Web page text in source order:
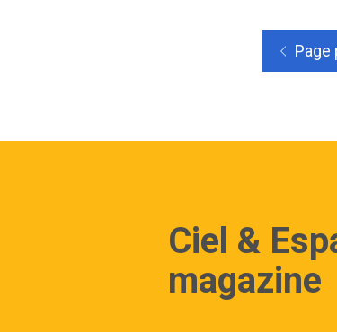
Page
Ciel &
magazine